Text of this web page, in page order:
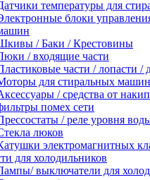
температуры для
блоки
/ Баки / Крестовины
/ входящие части
части / лопасти /
для стиральных машин
/ средства от
помех сети
/ реле уровня
люков
электромагнитных
для холодильников
выключатели для